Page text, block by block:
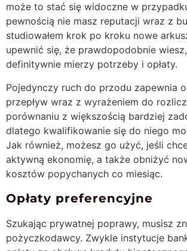
może to stać się widoczne w
pewnością nie masz reputacji wraz z
studiowałem krok po kroku nowe
upewnić się, że prawdopodobnie
definitywnie mierzy potrzeby i opłaty.
Pojedynczy ruch do przodu zapewnia
przepływ wraz z wyrażeniem do
porównaniu z większością bardziej
dlatego kwalifikowanie się do niego
Jak również, możesz go użyć, jeśli
aktywną ekonomię, a także obniżyć
kosztów popychanych co miesiąc.
Opłaty preferencyjne
Szukając prywatnej poprawy, musisz
pożyczkodawcy. Zwykle instytucje